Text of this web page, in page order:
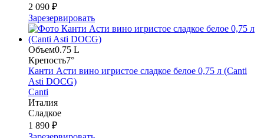
2 090 ₽
Зарезервировать
Объем0.75 L
Крепость7°
Канти Асти вино игристое сладкое белое 0,75 л (Canti
Asti DOCG)
Canti
Италия
Сладкое
1 890 ₽